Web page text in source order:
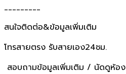
_________
สนใจติดต่อ&ข้อมูลเพิ่มเติม
โทรสายตรง รับสายเอง24ชม.
สอบถามข้อมูลเพิ่มเติม / นัดดูห้อง